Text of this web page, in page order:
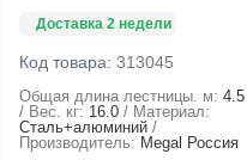
Доставка 2 недели
Код товара: 313045
Общая длина лестницы. м: 4.5
Вес. кг: 16.0
Материал:
Сталь+алюминий
Производитель: Megal Россия